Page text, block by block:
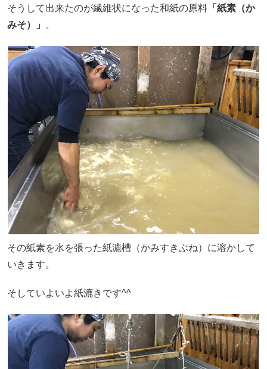
そうして出来たのが繊維状になった和紙の原料「紙素（か
みそ）」
。
その紙素を水を張った紙漉槽（かみすきぶね）に溶かして
いきます。
そしていよいよ紙漉きです^^